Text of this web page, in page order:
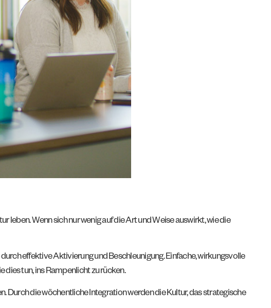
leben. Wenn sich nur wenig auf die Art und Weise auswirkt, wie die
effektive Aktivierung und Beschleunigung. Einfache, wirkungsvolle
tun, ins Rampenlicht zu rücken.
Durch die wöchentliche Integration werden die Kultur, das strategische